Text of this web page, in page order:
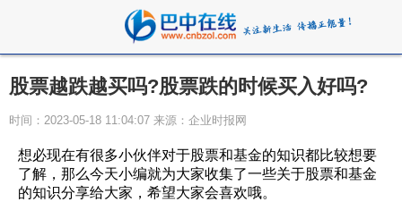
股票越跌越买吗?股票跌的时候买入好吗?
时间：2023-05-18 11:04:07 来源：企业时报网
想必现在有很多小伙伴对于股票和基金的知识都比较想要
了解，那么今天小编就为大家收集了一些关于股票和基金
的知识分享给大家，希望大家会喜欢哦。